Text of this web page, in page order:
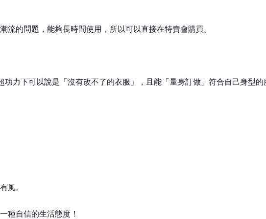
流的問題，能夠長時間使用，所以可以直接在特賣會購買。
力下可以說是「沒有改不了的衣服」，且能「量身訂做」符合自己身型的
風。
種自信的生活態度！